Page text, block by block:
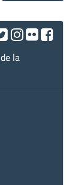
la